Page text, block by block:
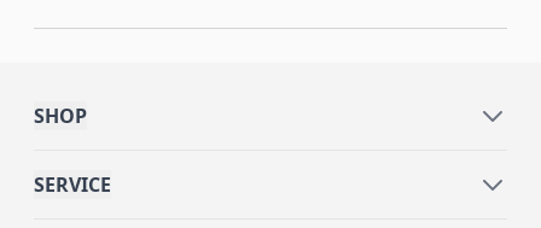
SHOP
SERVICE